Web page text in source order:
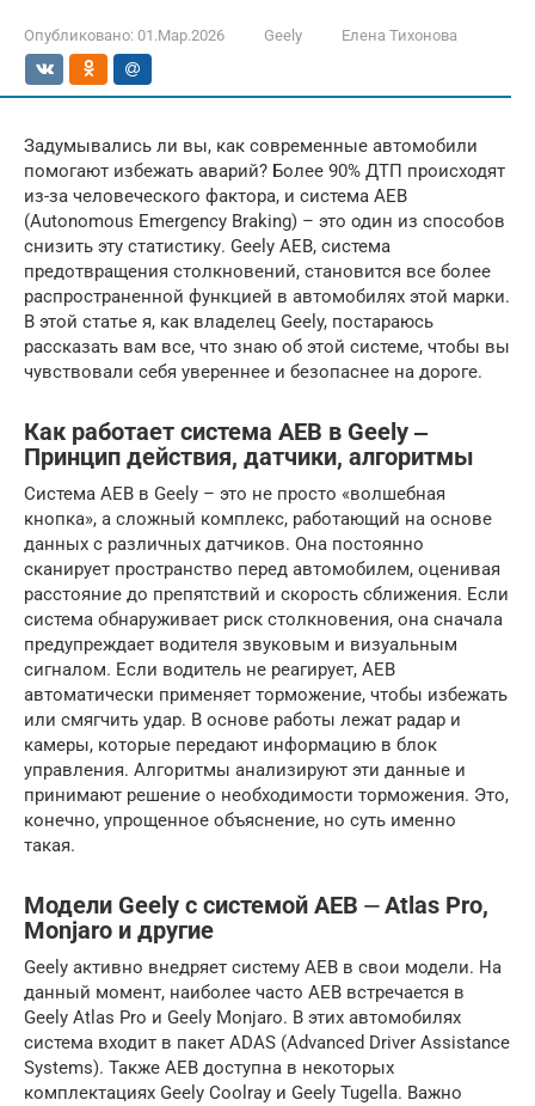
Опубликовано: 01.Мар.2026 Geely Елена Тихонова
Задумывались ли вы, как современные автомобили
помогают избежать аварий? Более 90% ДТП происходят
из-за человеческого фактора, и система AEB
(Autonomous Emergency Braking) – это один из способов
снизить эту статистику. Geely AEB, система
предотвращения столкновений, становится все более
распространенной функцией в автомобилях этой марки.
В этой статье я, как владелец Geely, постараюсь
рассказать вам все, что знаю об этой системе, чтобы вы
чувствовали себя увереннее и безопаснее на дороге.
Как работает система AEB в Geely ‒
Принцип действия, датчики, алгоритмы
Система AEB в Geely – это не просто «волшебная
кнопка», а сложный комплекс, работающий на основе
данных с различных датчиков. Она постоянно
сканирует пространство перед автомобилем, оценивая
расстояние до препятствий и скорость сближения. Если
система обнаруживает риск столкновения, она сначала
предупреждает водителя звуковым и визуальным
сигналом. Если водитель не реагирует, AEB
автоматически применяет торможение, чтобы избежать
или смягчить удар. В основе работы лежат радар и
камеры, которые передают информацию в блок
управления. Алгоритмы анализируют эти данные и
принимают решение о необходимости торможения. Это,
конечно, упрощенное объяснение, но суть именно
такая.
Модели Geely с системой AEB ⏤ Atlas Pro,
Monjaro и другие
Geely активно внедряет систему AEB в свои модели. На
данный момент, наиболее часто AEB встречается в
Geely Atlas Pro и Geely Monjaro. В этих автомобилях
система входит в пакет ADAS (Advanced Driver Assistance
Systems). Также AEB доступна в некоторых
комплектациях Geely Coolray и Geely Tugella. Важно